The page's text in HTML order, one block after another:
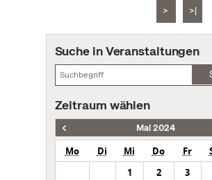
> >|
Suche in Veranstaltungen
Zeitraum wählen
Mai 2024
Mo Di Mi Do Fr
1
2 3